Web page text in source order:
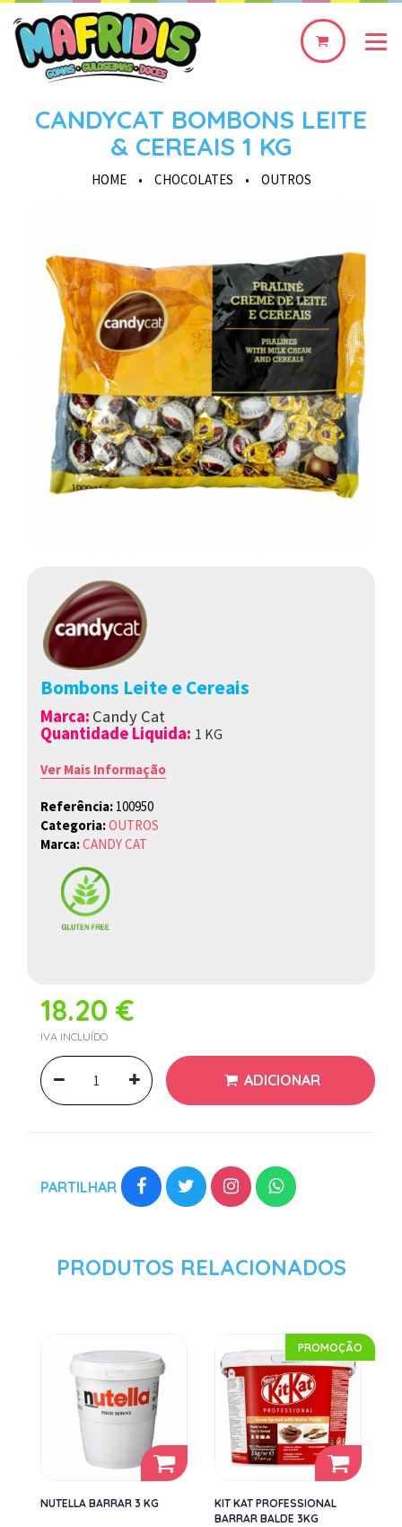
0
CANDYCAT BOMBONS LEITE
& CEREAIS 1 KG
HOME • CHOCOLATES • OUTROS
Bombons Leite e Cereais
Marca: Candy Cat
Quantidade Liquida: 1 KG
Ver Mais Informação
Referência: 100950
Categoria:OUTROS
Marca:CANDY CAT
18.20 €
IVA INCLUÍDO
ADICIONAR
PARTILHAR
PRODUTOS RELACIONADOS
NUTELLA BARRAR 3 KG
PROMOÇÃO
KIT KAT PROFESSIONAL
BARRAR BALDE 3KG